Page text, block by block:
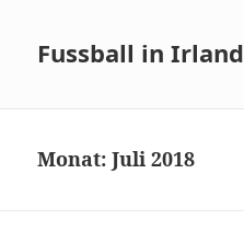
Fussball in Irland
Monat:Juli 2018